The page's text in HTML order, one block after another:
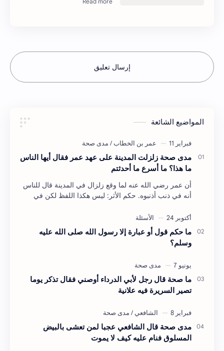
إرسال تعليق
المواضيع الشائعة
مدى صحة زلزلت المدينة على عهد عمر فقال أيها الناس
ما هذا؟ ما أسرع ما أحدثتم
أن عمر رضي الله عنه لما وقع زلزال في المدينة قال للناس
أنه في ذنب أذنبوه. حكم الأثر: ليس هكذا اللفظ لكن في
ما حكم قول أو عبارة إلا رسول الله صلى الله عليه
وسلم؟
ما صحة قال رجل لأبي الدرداء أوصني فقال تذكر يوما
تصير السريرة فيه علانية
مدى صحة قال الشافعي عجبا لمن تعشى بالبيض
المسلوق فنام عليه كيف لا يموت